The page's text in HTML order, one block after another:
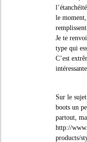
le
Je te
type qui
C’est
intéressante.
Sur le
boots un
partout,
http://
products/